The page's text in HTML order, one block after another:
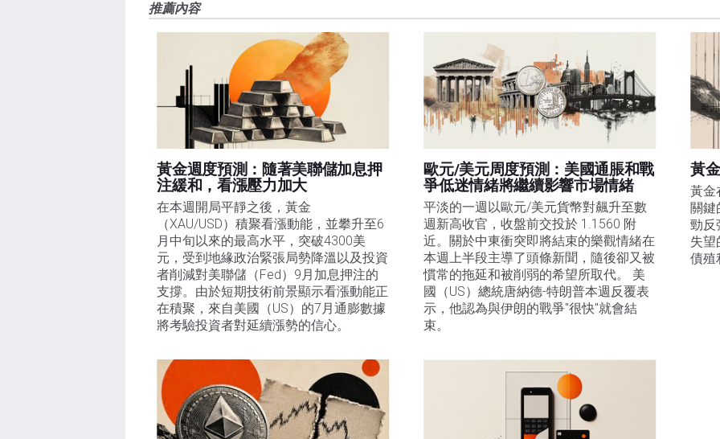
推薦內容
黃金週度預測：隨著美聯儲加息押
注緩和，看漲壓力加大
在本週開局平靜之後，黃金
（XAU/USD）積聚看漲動能，並攀升至6
月中旬以來的最高水平，突破4300美
元，受到地緣政治緊張局勢降溫以及投資
者削減對美聯儲（Fed）9月加息押注的
支撐。由於短期技術前景顯示看漲動能正
在積聚，來自美國（US）的7月通膨數據
將考驗投資者對延續漲勢的信心。
歐元/美元周度預測：美國通脹和戰
爭低迷情緒將繼續影響市場情緒
平淡的一週以歐元/美元貨幣對飆升至數
週新高收官，收盤前交投於 1.1560 附
近。關於中東衝突即將結束的樂觀情緒在
本週上半段主導了頭條新聞，隨後卻又被
慣常的拖延和被削弱的希望所取代。 美
國（US）總統唐納德-特朗普本週反覆表
示，他認為與伊朗的戰爭"很快"就會結
束。
黃
黃金
關鍵
勁反
失望
債殖